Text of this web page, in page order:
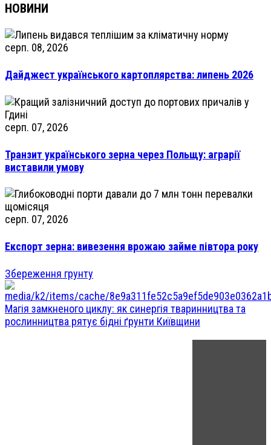
НОВИНИ
серп. 08, 2026
Дайджест українського картоплярства: липень 2026
серп. 07, 2026
Транзит українського зерна через Польщу: аграрії
виставили умову
серп. 07, 2026
Експорт зерна: вивезення врожаю займе півтора року
Збереження грунту
Магія замкненого циклу: як синергія тваринництва та
рослинництва рятує бідні ґрунти Київщини